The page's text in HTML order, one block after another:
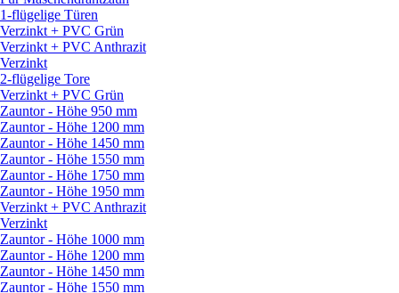
1-flügelige Türen
Verzinkt + PVC Grün
Verzinkt + PVC Anthrazit
Verzinkt
2-flügelige Tore
Verzinkt + PVC Grün
Zauntor - Höhe 950 mm
Zauntor - Höhe 1200 mm
Zauntor - Höhe 1450 mm
Zauntor - Höhe 1550 mm
Zauntor - Höhe 1750 mm
Zauntor - Höhe 1950 mm
Verzinkt + PVC Anthrazit
Verzinkt
Zauntor - Höhe 1000 mm
Zauntor - Höhe 1200 mm
Zauntor - Höhe 1450 mm
Zauntor - Höhe 1550 mm